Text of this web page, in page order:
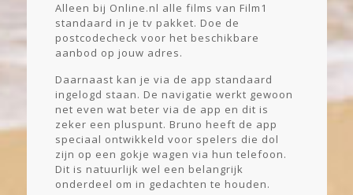
Alleen bij Online.nl alle films van Film1
standaard in je tv pakket. Doe de
postcodecheck voor het beschikbare
aanbod op jouw adres.
Daarnaast kan je via de app standaard
ingelogd staan. De navigatie werkt gewoon
net even wat beter via de app en dit is
zeker een pluspunt. Bruno heeft de app
speciaal ontwikkeld voor spelers die dol
zijn op een gokje wagen via hun telefoon.
Dit is natuurlijk wel een belangrijk
onderdeel om in gedachten te houden.